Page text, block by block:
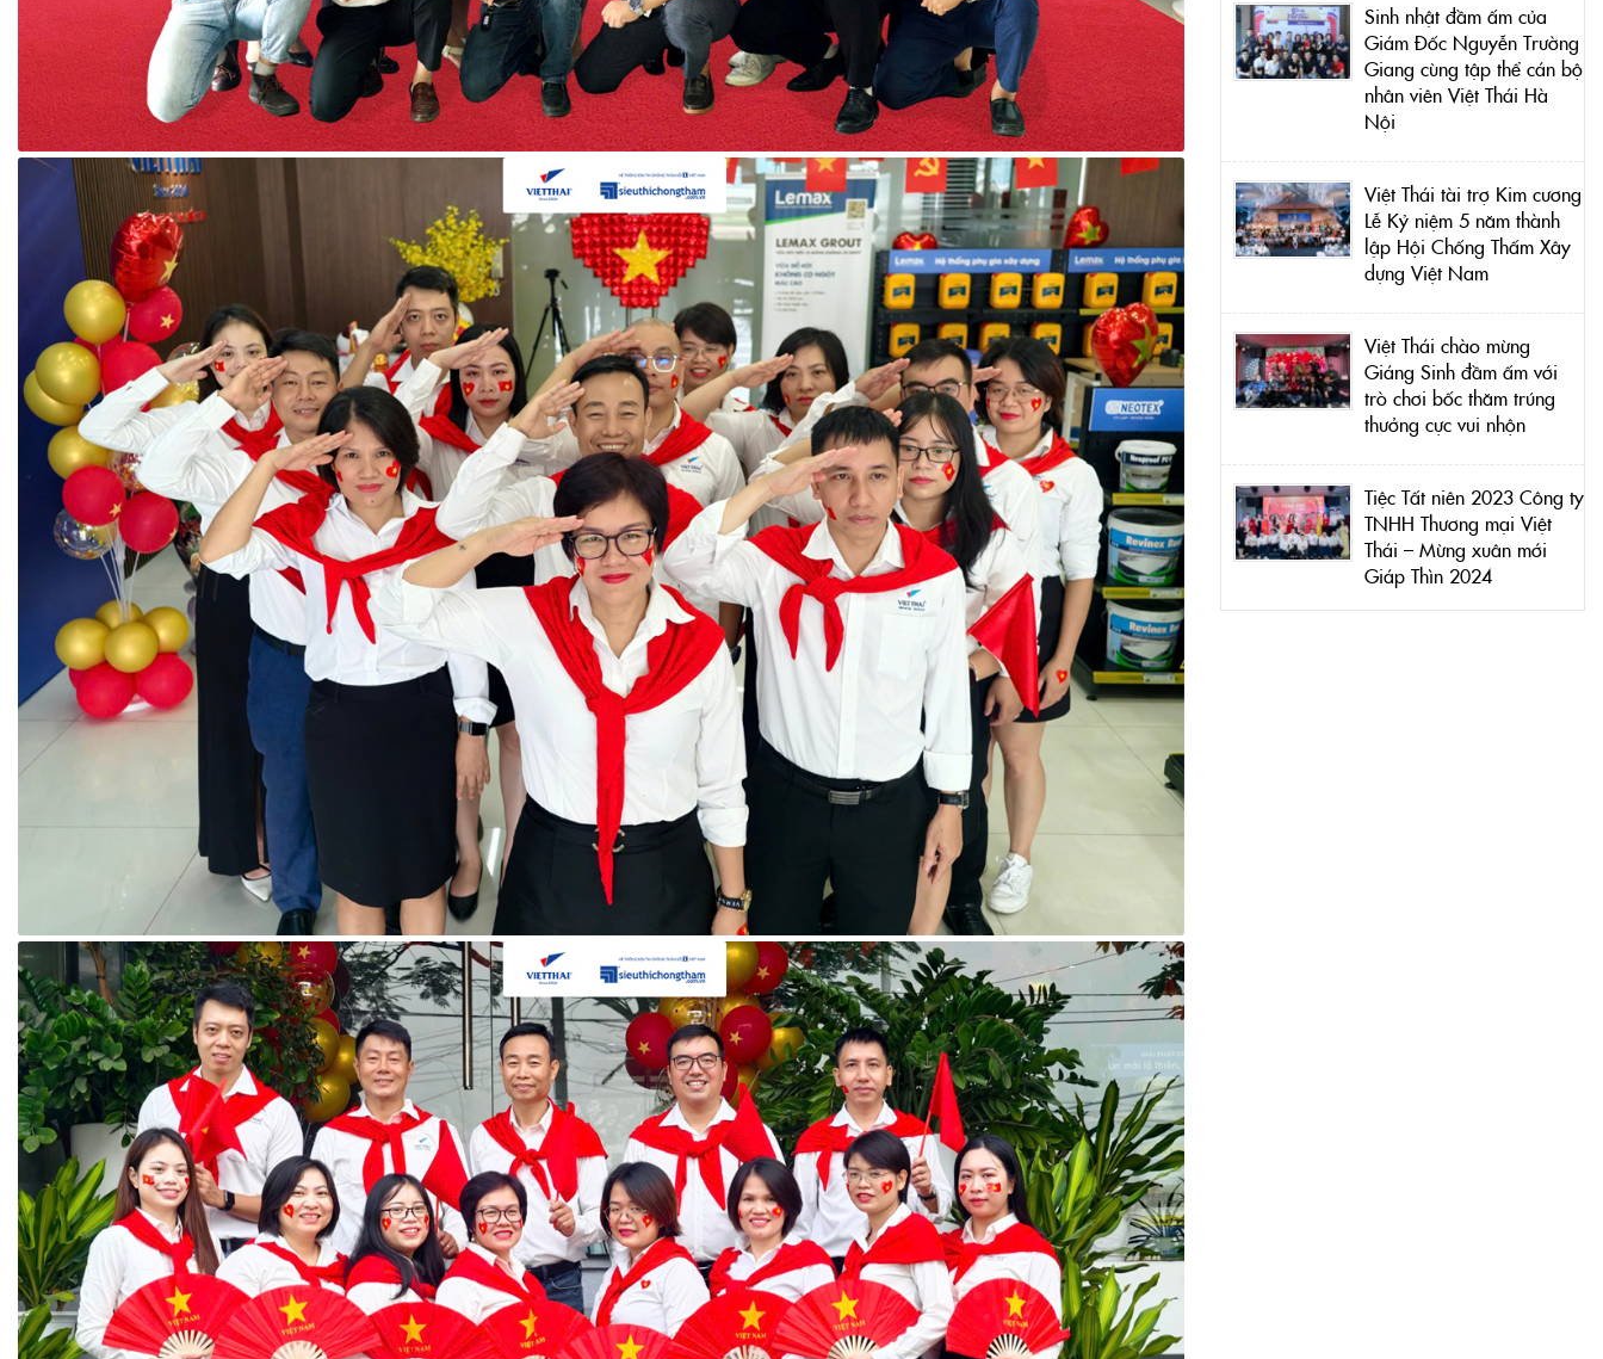
Sinh nhật đầm ấm của
Giám Đốc Nguyễn Trường
Giang cùng tập thể cán bộ
nhân viên Việt Thái Hà
Nội
Việt Thái tài trợ Kim cương
Lễ Kỷ niệm 5 năm thành
lập Hội Chống Thấm Xây
dựng Việt Nam
Việt Thái chào mừng
Giáng Sinh đầm ấm với
trò chơi bốc thăm trúng
thưởng cực vui nhộn
Tiệc Tất niên 2023 Công ty
TNHH Thương mại Việt
Thái – Mừng xuân mới
Giáp Thìn 2024